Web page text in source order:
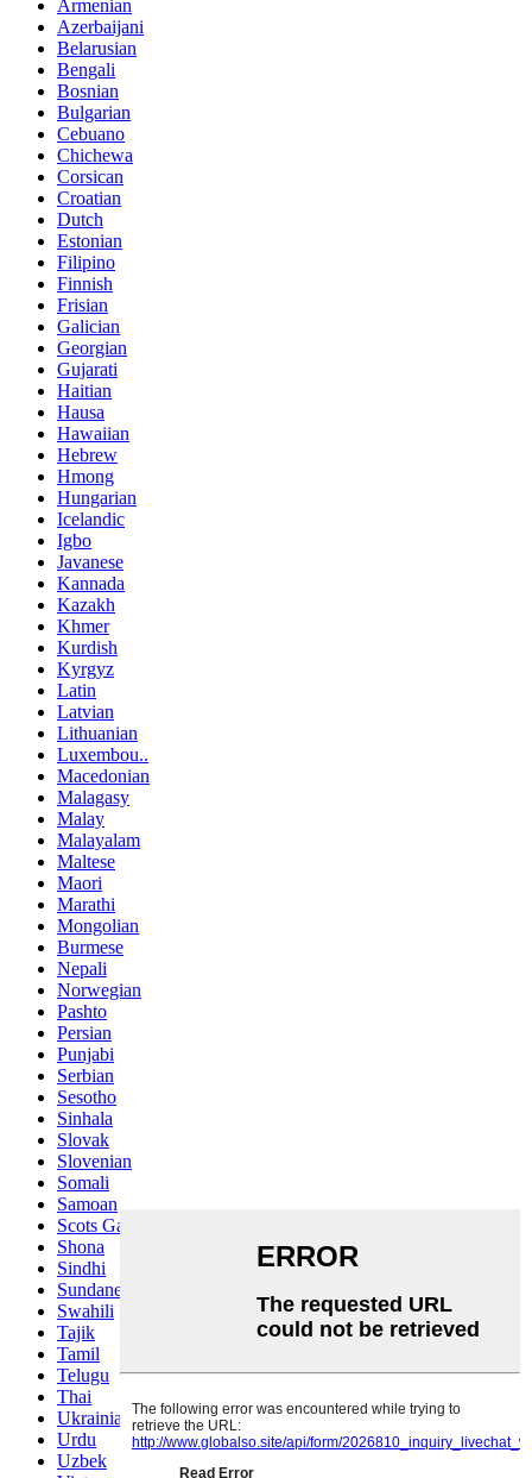
Armenian
Azerbaijani
Belarusian
Bengali
Bosnian
Bulgarian
Cebuano
Chichewa
Corsican
Croatian
Dutch
Estonian
Filipino
Finnish
Frisian
Galician
Georgian
Gujarati
Haitian
Hausa
Hawaiian
Hebrew
Hmong
Hungarian
Icelandic
Igbo
Javanese
Kannada
Kazakh
Khmer
Kurdish
Kyrgyz
Latin
Latvian
Lithuanian
Luxembou..
Macedonian
Malagasy
Malay
Malayalam
Maltese
Maori
Marathi
Mongolian
Burmese
Nepali
Norwegian
Pashto
Persian
Punjabi
Serbian
Sesotho
Sinhala
Slovak
Slovenian
Somali
Samoan
Scots Gaelic
Shona
Sindhi
Sundanese
Swahili
Tajik
Tamil
Telugu
Thai
Ukrainian
Urdu
Uzbek